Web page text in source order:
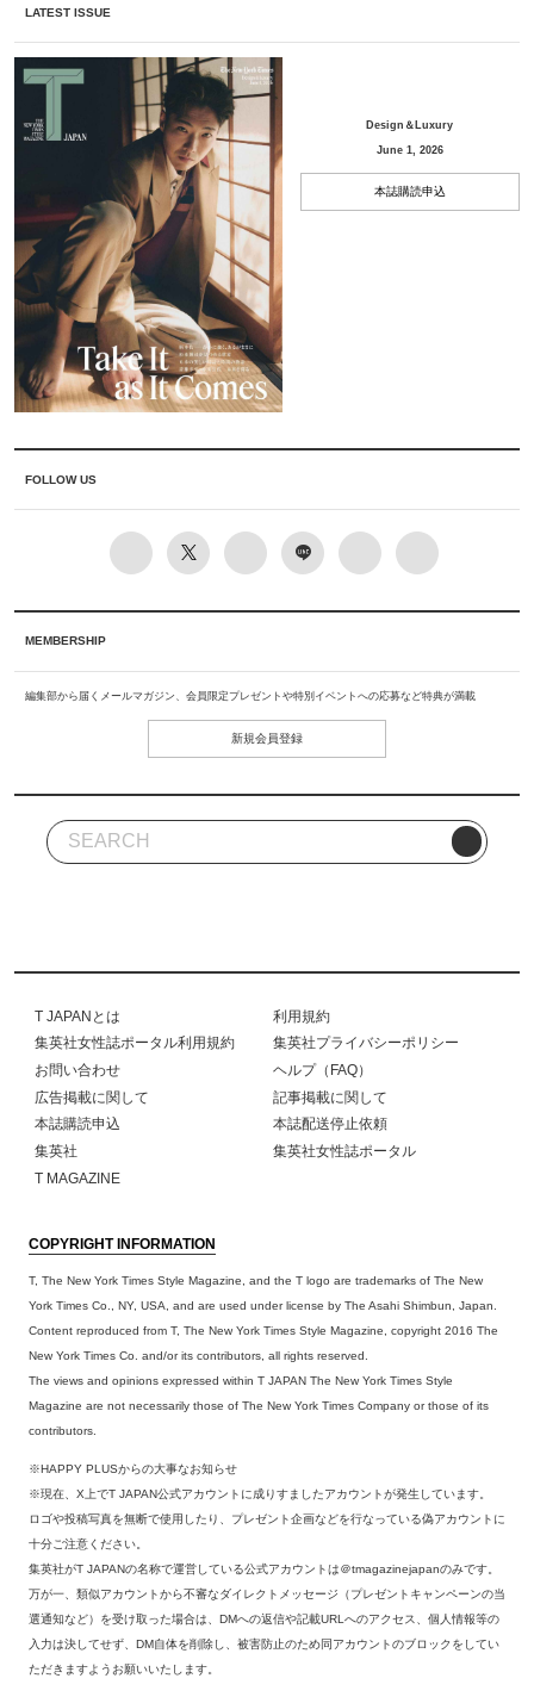
LATEST ISSUE
Design＆Luxury
June 1, 2026
本誌購読申込
FOLLOW US
MEMBERSHIP
編集部から届くメールマガジン、会員限定プレゼントや特別イベントへの応募など特典が満載
新規会員登録
T JAPANとは
利用規約
集英社女性誌ポータル利用規約
集英社プライバシーポリシー
お問い合わせ
ヘルプ（FAQ）
広告掲載に関して
記事掲載に関して
本誌購読申込
本誌配送停止依頼
集英社
集英社女性誌ポータル
T MAGAZINE
COPYRIGHT INFORMATION
T, The New York Times Style Magazine, and the T logo are trademarks of The New
York Times Co., NY, USA, and are used under license by The Asahi Shimbun, Japan.
Content reproduced from T, The New York Times Style Magazine, copyright 2016 The
New York Times Co. and/or its contributors, all rights reserved.
The views and opinions expressed within T JAPAN The New York Times Style
Magazine are not necessarily those of The New York Times Company or those of its
contributors.
※HAPPY PLUSからの大事なお知らせ
※現在、X上でT JAPAN公式アカウントに成りすましたアカウントが発生しています。
ロゴや投稿写真を無断で使用したり、プレゼント企画などを行なっている偽アカウントに
十分ご注意ください。
集英社がT JAPANの名称で運営している公式アカウントは＠tmagazinejapanのみです。
万が一、類似アカウントから不審なダイレクトメッセージ（プレゼントキャンペーンの当
選通知など）を受け取った場合は、DMへの返信や記載URLへのアクセス、個人情報等の
入力は決してせず、DM自体を削除し、被害防止のため同アカウントのブロックをしてい
ただきますようお願いいたします。